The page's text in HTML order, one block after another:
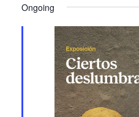
Ongoing